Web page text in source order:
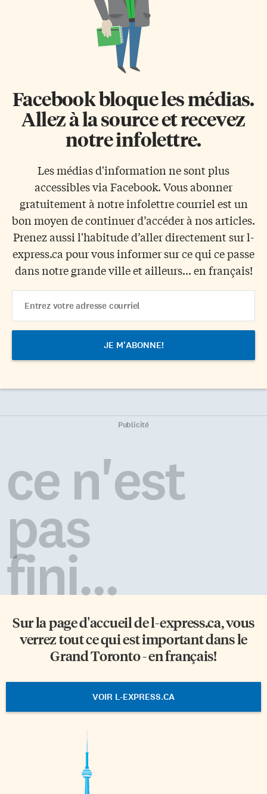
Facebook bloque les médias.
Allez à la source et recevez
notre infolettre.
Les médias d'information ne sont plus
accessibles via Facebook. Vous abonner
gratuitement à notre infolettre courriel est un
bon moyen de continuer d’accéder à nos articles.
Prenez aussi l'habitude d’aller directement sur l-
express.ca pour vous informer sur ce qui ce passe
dans notre grande ville et ailleurs... en français!
Address
Publicité
ce n'est
pas
fini...
Sur la page d'accueil del-express.ca, vous
verrez tout ce qui est important dans le
Grand Toronto - en français!
VOIR L-EXPRESS.CA